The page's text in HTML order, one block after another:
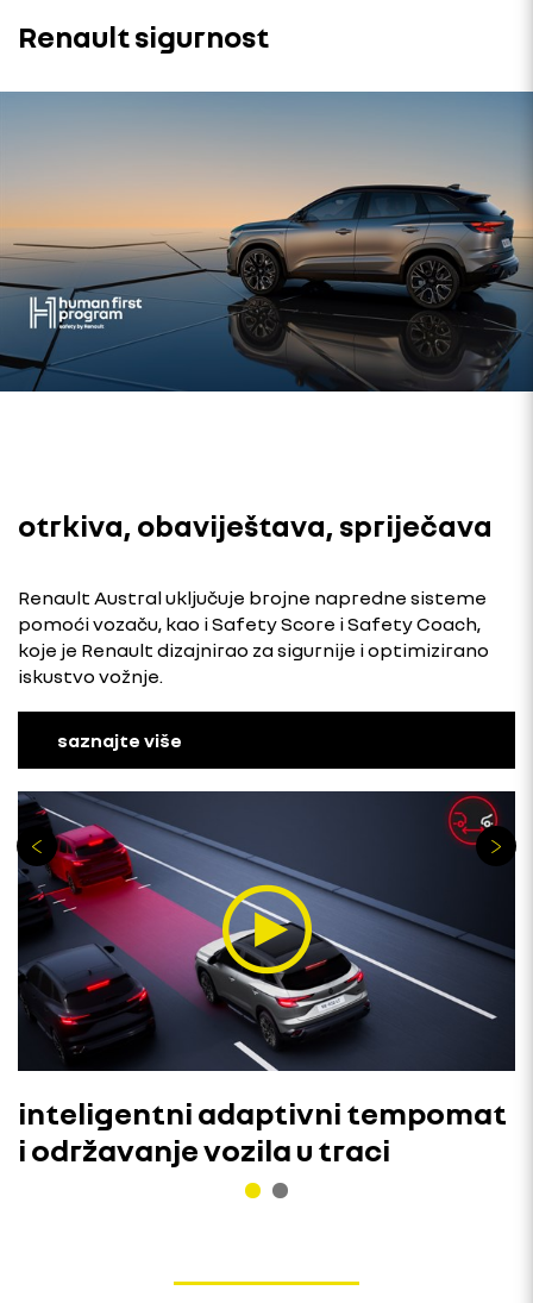
Renault sigurnost
otrkiva, obaviještava, spriječava
Renault Austral uključuje brojne napredne sisteme
pomoći vozaču, kao i Safety Score i Safety Coach,
koje je Renault dizajnirao za sigurnije i optimizirano
iskustvo vožnje.
saznajte više
inteligentni adaptivni tempomat
i održavanje vozila u traci